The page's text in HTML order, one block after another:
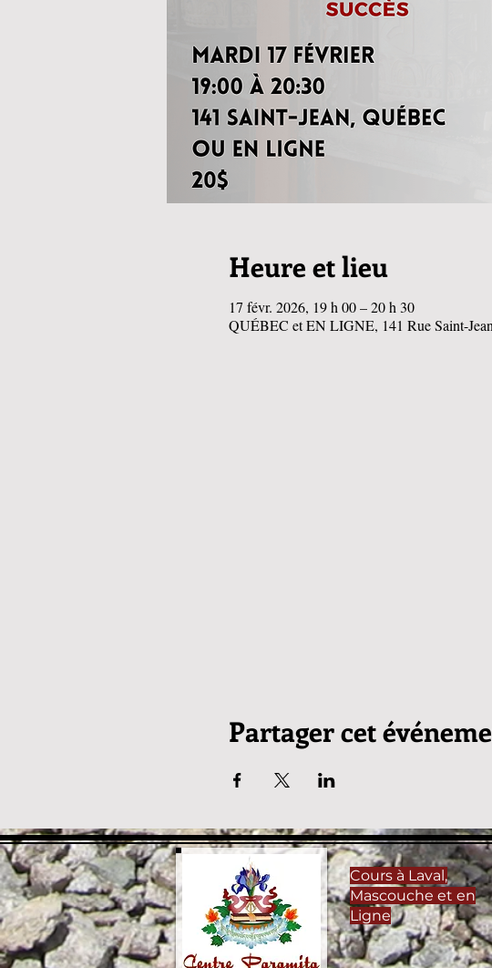
Heure et lieu
17 févr. 2026, 19 h 00 – 20 h 30
QUÉBEC et EN LIGNE, 141 Rue Saint-
Partager cet
Cours à Laval,
Mascouche et en
Ligne